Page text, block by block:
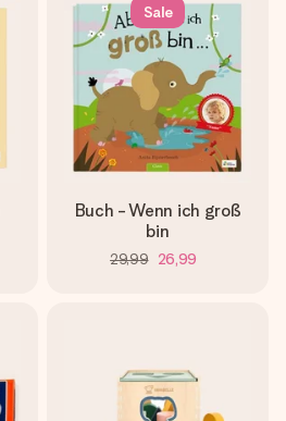
Sale
Buch - Wenn ich groß
bin
29,99 26,99